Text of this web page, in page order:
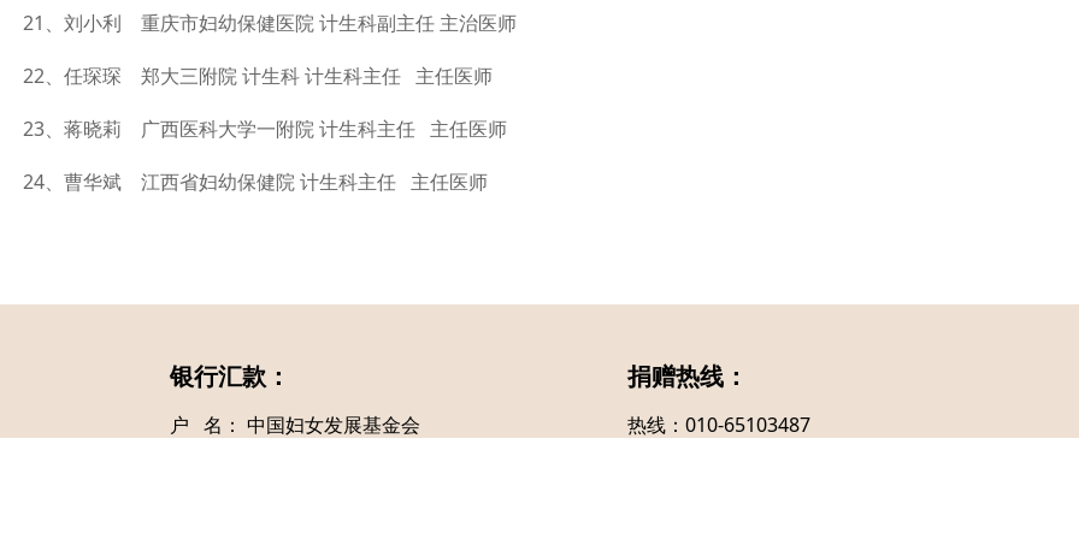
21、刘小利 重庆市妇幼保健医院 计生科副主任 主治医师
22、任琛琛 郑大三附院 计生科 计生科主任 主任医师
23、蒋晓莉 广西医科大学一附院 计生科主任 主任医师
24、曹华斌 江西省妇幼保健院 计生科主任 主任医师
银行汇款：
户 名： 中国妇女发展基金会
捐赠热线：
热线：010-65103487